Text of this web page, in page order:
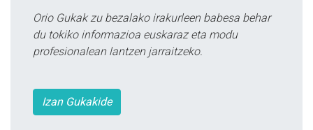
Orio Gukak zu bezalako irakurleen babesa behar
du tokiko informazioa euskaraz eta modu
profesionalean lantzen jarraitzeko.
Izan Gukakide